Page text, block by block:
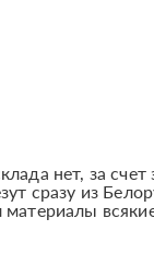
нет, за счет
сразу из